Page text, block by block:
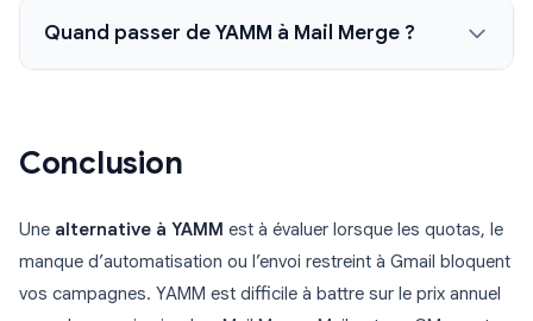
Quand passer de YAMM à Mail Merge ?
Conclusion
Une alternative à YAMM est à évaluer lorsque les quotas, le
manque d’automatisation ou l’envoi restreint à Gmail bloquent
vos campagnes. YAMM est difficile à battre sur le prix annuel